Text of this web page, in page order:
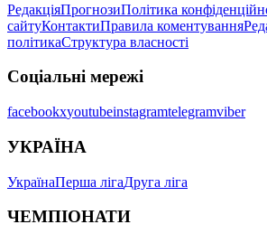
РедакціяПрогнозиПолітика
сайтуКонтактиПравила коментування
політикаСтруктура власності
Соціальні мережі
facebookxyoutubeinstagramtelegramviber
УКРАЇНА
УкраїнаПерша лігаДруга ліга
ЧЕМПІОНАТИ